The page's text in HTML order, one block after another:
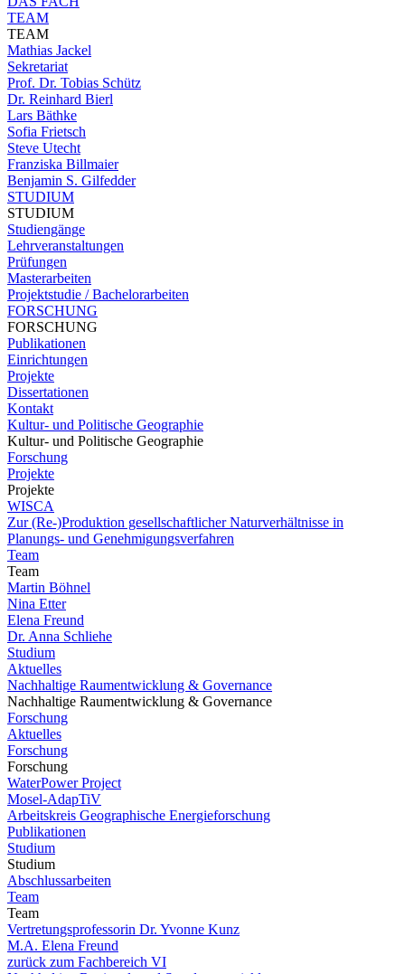
TEAM
TEAM
Mathias Jackel
Sekretariat
Prof. Dr. Tobias Schütz
Dr. Reinhard Bierl
Lars Bäthke
Sofia Frietsch
Steve Utecht
Franziska Billmaier
Benjamin S. Gilfedder
STUDIUM
STUDIUM
Studiengänge
Lehrveranstaltungen
Prüfungen
Masterarbeiten
Projektstudie / Bachelorarbeiten
FORSCHUNG
FORSCHUNG
Publikationen
Einrichtungen
Projekte
Dissertationen
Kontakt
Kultur- und Politische Geographie
Kultur- und Politische Geographie
Forschung
Projekte
Projekte
WISCA
Zur (Re-)Produktion gesellschaftlicher Naturverhältnisse in
Planungs- und Genehmigungsverfahren
Team
Team
Martin Böhnel
Nina Etter
Elena Freund
Dr. Anna Schliehe
Studium
Aktuelles
Nachhaltige Raumentwicklung & Governance
Nachhaltige Raumentwicklung & Governance
Forschung
Aktuelles
Forschung
Forschung
WaterPower Project
Mosel-AdapTiV
Arbeitskreis Geographische Energieforschung
Publikationen
Studium
Studium
Abschlussarbeiten
Team
Team
Vertretungsprofessorin Dr. Yvonne Kunz
M.A. Elena Freund
zurück zum Fachbereich VI